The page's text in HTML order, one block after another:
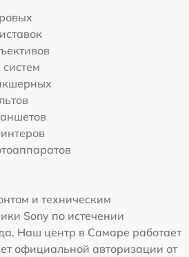
систем
и техническим
Sony по истечении
Наш центр в Самаре работает
официальной авторизации от